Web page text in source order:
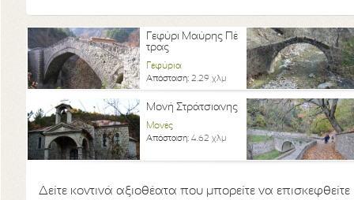
Γεφύρι Μαύρης Πέ
τρας
Γεφύρια
Απόσταση: 2.29 χλμ
Μονή Στράτσιανης
Μονές
Απόσταση: 4.62 χλμ
Δείτε κοντινά αξιοθέατα που μπορείτε να επισκεφθείτε